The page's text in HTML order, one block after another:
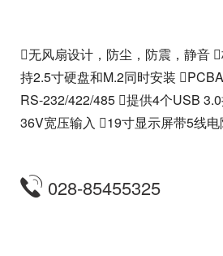
无风扇设计，防尘，防震，静音
持2.5寸硬盘和M.2同时安装
RS-232/422/485 提供4个USB
36V宽压输入 19寸显示屏带5线
028-85455325